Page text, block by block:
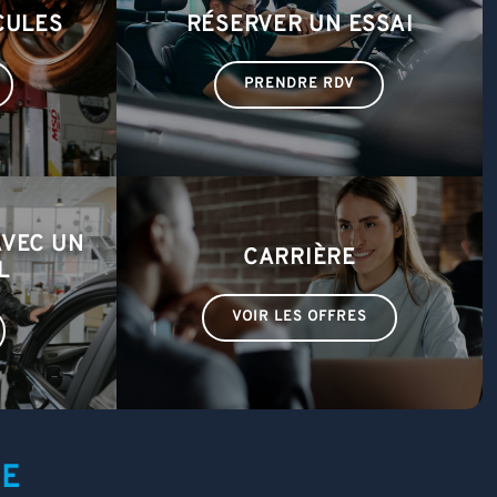
RÉSERVER UN ESSAI
PRENDRE RDV
UN
CARRIÈRE
VOIR LES OFFRES